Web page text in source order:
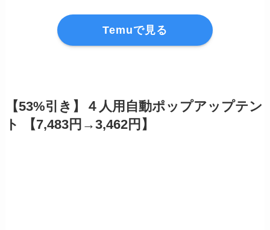
Temuで見る
【53%引き】４人用自動ポップアップテン
ト 【7,483円→3,462円】